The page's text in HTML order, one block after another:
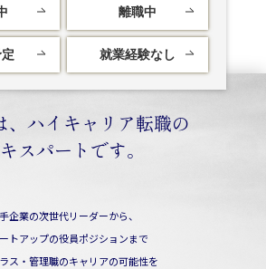
離職中
就業経験なし
、ハイキャリア転職の
スパートです。
企業の次世代リーダーから、
トアップの役員ポジションまで
ス・管理職のキャリアの可能性を